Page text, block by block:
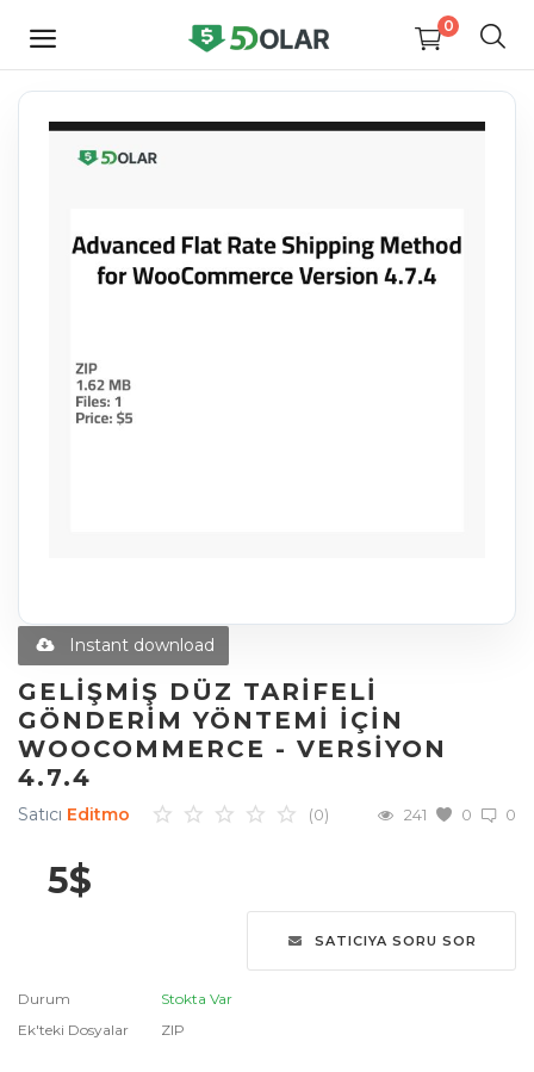
0
HEMEN
SATIŞ
Video
Yazılım
Dijital Kitaplar
Favoriler
İletişim
Giriş Yap
Instant download
GELIŞMIŞ DÜZ TARIFELI
GÖNDERIM YÖNTEMI IÇIN
WOOCOMMERCE - VERSIYON
4.7.4
Satıcı Editmo 0
(0) 0
241
5$
SATICIYA SORU SOR
Durum
Stokta Var
Ek'teki Dosyalar
ZIP